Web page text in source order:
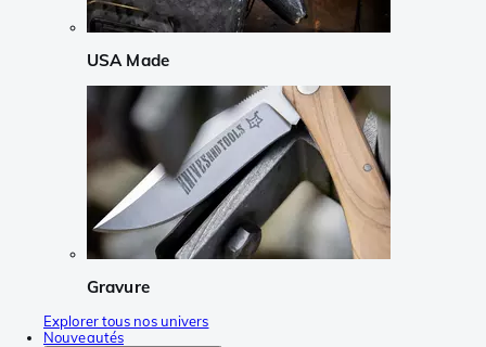
USA Made
Gravure
Explorer tous nos univers
Nouveautés